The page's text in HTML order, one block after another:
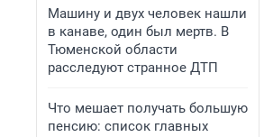
Машину и двух человек нашли
в канаве, один был мертв. В
Тюменской области
расследуют странное ДТП
Что мешает получать большую
пенсию: список главных